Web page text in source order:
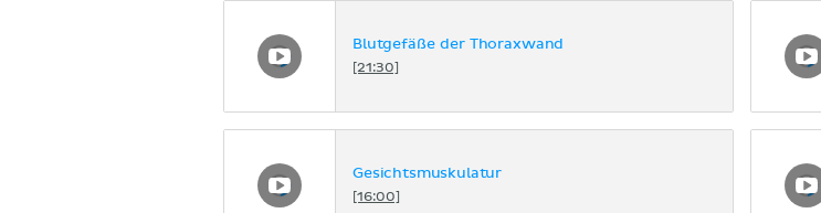
Blutgefäße der Thoraxwand
[21:30]
Gesichtsmuskulatur
[16:00]